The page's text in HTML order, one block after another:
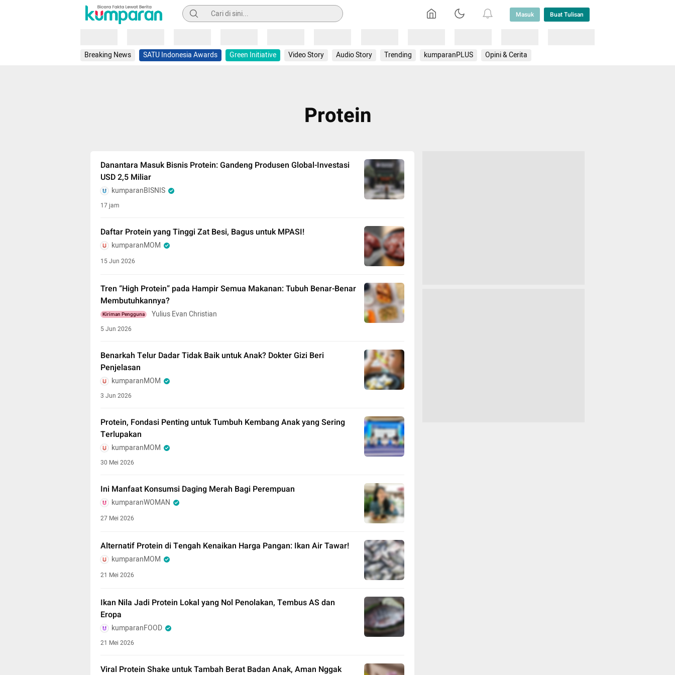
Pencarian Masuk Buat Tulisan
Breaking News SATU Indonesia Awards Green Initiative Video Story Audio Story Trending kumparanPLUS Opini & Cerita
Protein
Danantara Masuk Bisnis Protein: Gandeng Produsen Global-Investasi
USD 2,5 Miliar
kumparanBISNIS
17 jam
Daftar Protein yang Tinggi Zat Besi, Bagus untuk MPASI!
kumparanMOM
15 Jun 2026
Tren “High Protein” pada Hampir Semua Makanan: Tubuh Benar-Benar
Membutuhkannya?
Kiriman Pengguna Yulius Evan Christian
5 Jun 2026
Benarkah Telur Dadar Tidak Baik untuk Anak? Dokter Gizi Beri
Penjelasan
kumparanMOM
3 Jun 2026
Protein, Fondasi Penting untuk Tumbuh Kembang Anak yang Sering
Terlupakan
kumparanMOM
30 Mei 2026
Ini Manfaat Konsumsi Daging Merah Bagi Perempuan
kumparanWOMAN
27 Mei 2026
Alternatif Protein di Tengah Kenaikan Harga Pangan: Ikan Air Tawar!
kumparanMOM
21 Mei 2026
Ikan Nila Jadi Protein Lokal yang Nol Penolakan, Tembus AS dan
Eropa
kumparanFOOD
21 Mei 2026
Viral Protein Shake untuk Tambah Berat Badan Anak, Aman Nggak